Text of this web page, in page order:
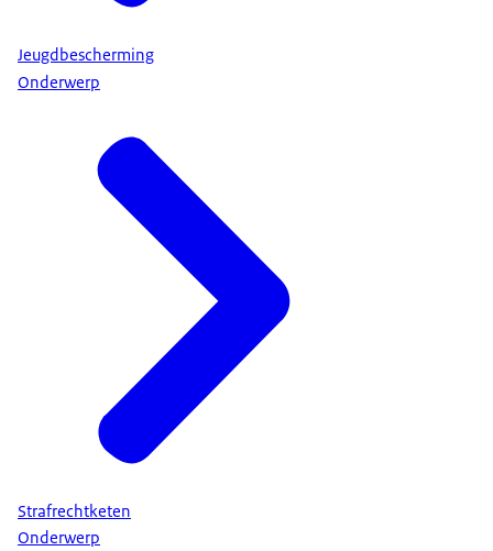
Jeugdbescherming
Onderwerp
Strafrechtketen
Onderwerp